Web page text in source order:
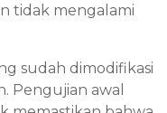
tidak mengalami
sudah dimodifikasi
Pengujian awal